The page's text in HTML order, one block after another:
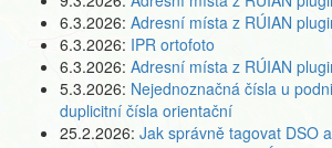
6.3.2026: Adresní místa z RÚIAN
6.3.2026: IPR ortofoto
6.3.2026: Adresní místa z RÚIAN
5.3.2026: Nejednoznačná čísla u
duplicitní čísla orientační
25.2.2026: Jak správně tagovat DSO